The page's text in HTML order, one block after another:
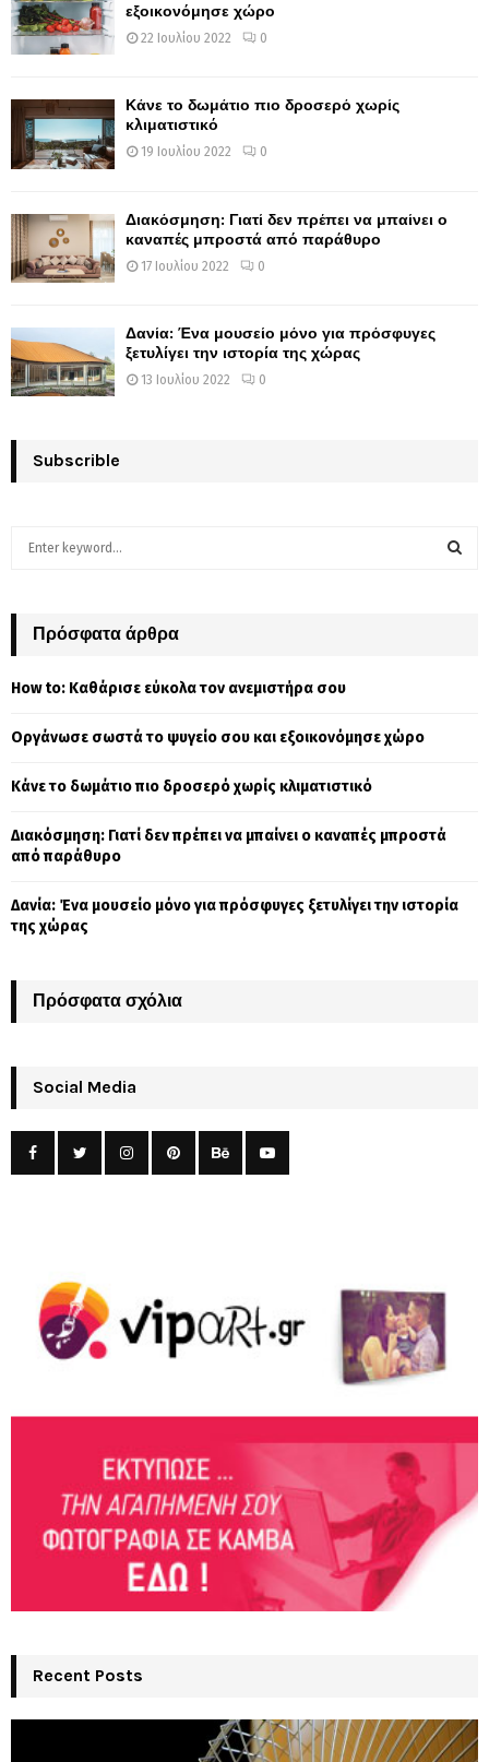
εξοικονόμησε χώρο
22 Ιουλίου 2022 0
Κάνε το δωμάτιο πιο δροσερό χωρίς
κλιματιστικό
19 Ιουλίου 2022 0
Διακόσμηση: Γιατί δεν πρέπει να μπαίνει ο
καναπές μπροστά από παράθυρο
17 Ιουλίου 2022 0
Δανία: Ένα μουσείο μόνο για πρόσφυγες
ξετυλίγει την ιστορία της χώρας
13 Ιουλίου 2022 0
Subscrible
h
o
:
Πρόσφατα άρθρα
How to: Καθάρισε εύκολα τον ανεμιστήρα σου
Οργάνωσε σωστά το ψυγείο σου και εξοικονόμησε χώρο
Κάνε το δωμάτιο πιο δροσερό χωρίς κλιματιστικό
Διακόσμηση: Γιατί δεν πρέπει να μπαίνει ο καναπές μπροστά
από παράθυρο
Δανία: Ένα μουσείο μόνο για πρόσφυγες ξετυλίγει την ιστορία
της χώρας
Πρόσφατα σχόλια
Social Media
Recent Posts